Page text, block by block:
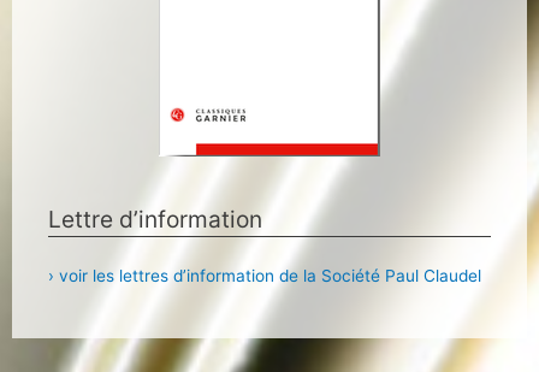
Lettre d’information
› voir les lettres d’information de la Société Paul Claudel